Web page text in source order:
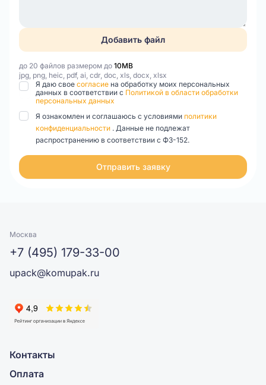
Добавить файл
до 20 файлов размером до 10MB
jpg, png, heic, pdf, ai, cdr, doc, xls, docx, xlsx
Я даю свое согласие на обработку моих персональных
данных в соответствии с Политикой в области обработки
персональных данных
Я ознакомлен и соглашаюсь с условиями политики
конфиденциальности . Данные не подлежат
распространению в соответствии с ФЗ-152.
Отправить заявку
Москва
+7 (495) 179-33-00
upack@komupak.ru
Контакты
Оплата